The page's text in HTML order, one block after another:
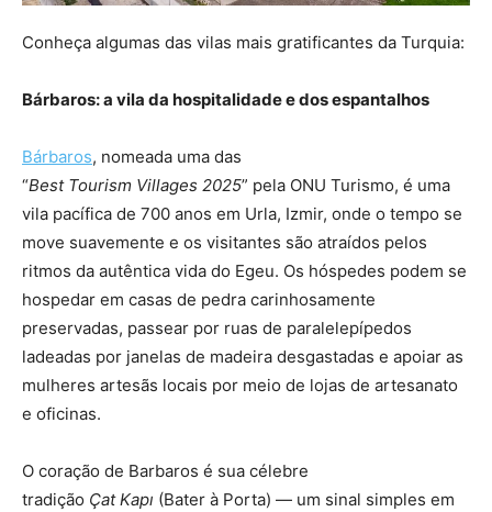
Conheça algumas das vilas mais gratificantes da Turquia:
Bárbaros: a vila da hospitalidade e dos espantalhos
Bárbaros, nomeada uma das
“Best Tourism Villages 2025” pela ONU Turismo, é uma
vila pacífica de 700 anos em Urla, Izmir, onde o tempo se
move suavemente e os visitantes são atraídos pelos
ritmos da autêntica vida do Egeu. Os hóspedes podem se
hospedar em casas de pedra carinhosamente
preservadas, passear por ruas de paralelepípedos
ladeadas por janelas de madeira desgastadas e apoiar as
mulheres artesãs locais por meio de lojas de artesanato
e oficinas.
O coração de Barbaros é sua célebre
tradição Çat Kapı (Bater à Porta) — um sinal simples em